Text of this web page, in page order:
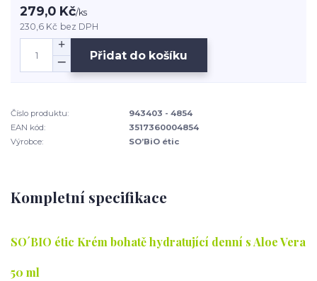
279,0 Kč/ks
230,6 Kč bez DPH
Přidat do košíku
Číslo produktu:
943403 - 4854
EAN kód:
3517360004854
Výrobce:
SO’BiO étic
Kompletní specifikace
SO´BIO étic Krém bohatě hydratující denní s Aloe Vera
50 ml